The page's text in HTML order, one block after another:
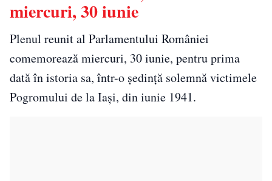
miercuri, 30 iunie
Plenul reunit al Parlamentului României
comemorează miercuri, 30 iunie, pentru prima
dată în istoria sa, într-o şedinţă solemnă victimele
Pogromului de la Iaşi, din iunie 1941.